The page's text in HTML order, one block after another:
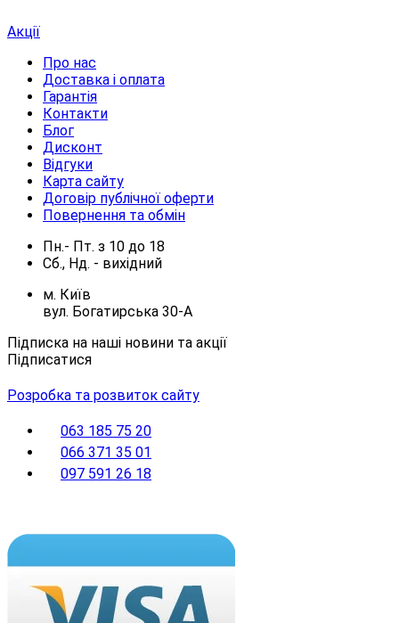
Акції
Про нас
Доставка і оплата
Гарантія
Контакти
Блог
Дисконт
Відгуки
Карта сайту
Договір публічної оферти
Повернення та обмін
Пн.- Пт. з 10 до 18
Сб., Нд. - вихідний
м. Київ
вул. Богатирська 30-А
Підписка на наші новини та акції
Підписатися
Розробка та розвиток сайту
063 185 75 20
066 371 35 01
097 591 26 18